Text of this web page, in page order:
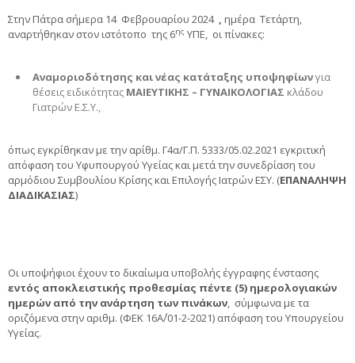
Στην Πάτρα σήμερα 14 Φεβρουαρίου 2024 , ημέρα Τετάρτη,
αναρτήθηκαν στον ιστότοπο της 6ης ΥΠΕ, οι πίνακες:
Αναμοριοδότησης και νέας κατάταξης υποψηφίωνγια
θέσεις ειδικότητας ΜΑΙΕΥΤΙΚΗΣ – ΓΥΝΑΙΚΟΛΟΓΙΑΣ κλάδου
Γιατρών Ε.Σ.Υ.,
όπως εγκρίθηκαν με την αρίθμ. Γ4α/Γ.Π. 5333/05.02.2021 εγκριτική
απόφαση του Υφυπουργού Υγείας και μετά την συνεδρίαση του
αρμόδιου Συμβουλίου Κρίσης και Επιλογής Ιατρών ΕΣΥ. (ΕΠΑΝΑΛΗΨΗ
ΔΙΑΔΙΚΑΣΙΑΣ)
Οι υποψήφιοι έχουν το δικαίωμα υποβολής έγγραφης ένστασης
εντός αποκλειστικής προθεσμίας πέντε (5) ημερολογιακών
ημερών από την ανάρτηση των πινάκων, σύμφωνα με τα
οριζόμενα στην αριθμ. (ΦΕΚ 16Α΄/01-2-2021) απόφαση του Υπουργείου
Υγείας.